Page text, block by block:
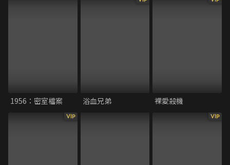
1956：密室檔案 浴血兄弟 裸愛殺機
VIP VIP